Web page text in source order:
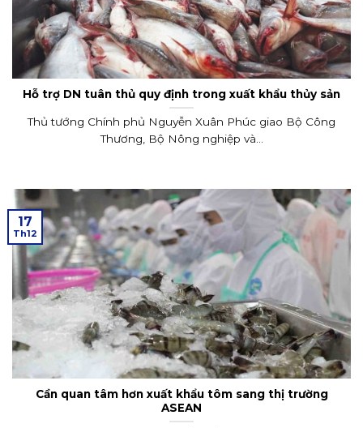
Hỗ trợ DN tuân thủ quy định trong xuất khẩu thủy sản
Thủ tướng Chính phủ Nguyễn Xuân Phúc giao Bộ Công
Thương, Bộ Nông nghiệp và...
Cần quan tâm hơn xuất khẩu tôm sang thị trường
ASEAN
17
Th12